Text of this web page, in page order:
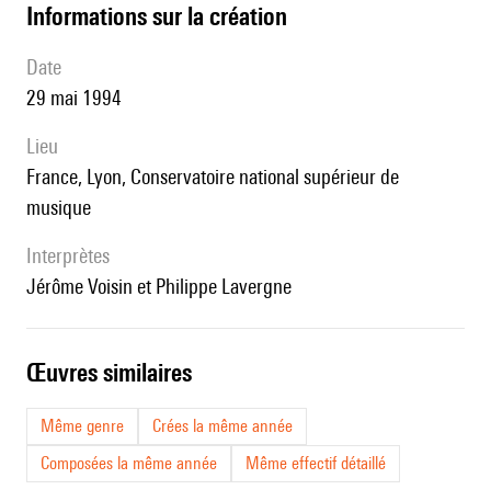
informations sur la création
date
29 mai 1994
lieu
France, Lyon, Conservatoire national supérieur de
musique
interprètes
Jérôme Voisin et Philippe Lavergne
œuvres similaires
Même genre
Crées la même année
Composées la même année
Même effectif détaillé